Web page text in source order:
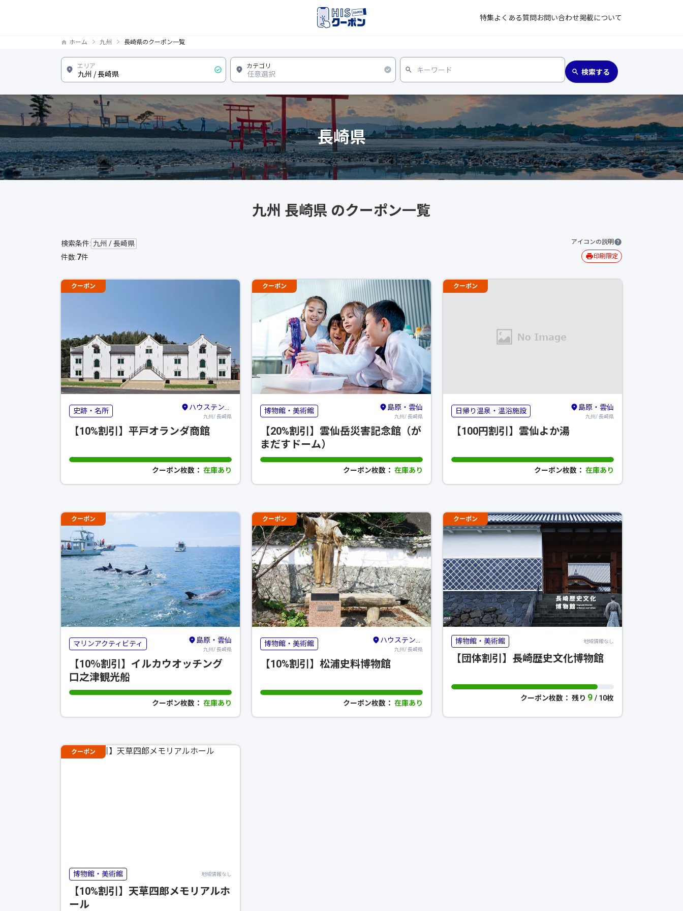
特集よくある質問お問い合わせ掲載について
ホーム 九州 長崎県のクーポン一覧
長崎県
九州 長崎県 のクーポン一覧
検索条件: 九州 / 長崎県
件数:7件
アイコンの説明
印刷限定
クーポン
史跡・名所 ハウステンボス・佐世保・平戸
九州/ 長崎県
【10%割引】平戸オランダ商館
クーポン枚数： 在庫あり
クーポン
博物館・美術館 島原・雲仙
九州/ 長崎県
【20%割引】雲仙岳災害記念館（が
まだすドーム）
クーポン枚数： 在庫あり
クーポン
日帰り温泉・温浴施設 島原・雲仙
九州/ 長崎県
【100円割引】雲仙よか湯
クーポン枚数： 在庫あり
クーポン
マリンアクティビティ 島原・雲仙
九州/ 長崎県
【10％割引】イルカウオッチング
口之津観光船
クーポン枚数： 在庫あり
クーポン
博物館・美術館 ハウステンボス・佐世保・平戸
九州/ 長崎県
【10%割引】松浦史料博物館
クーポン枚数： 在庫あり
クーポン
博物館・美術館 地域情報なし
【団体割引】長崎歴史文化博物館
クーポン枚数： 残り 9 / 10枚
クーポン
博物館・美術館 地域情報なし
【10%割引】天草四郎メモリアルホ
ール